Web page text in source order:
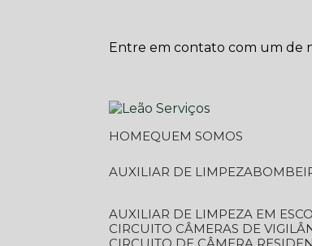
Entre em contato com um de
HOME
QUEM SOMOS
AUXILIAR DE LIMPEZA
AUXILIAR DE LIMPEZA EM
CIRCUITO CÂMERAS DE